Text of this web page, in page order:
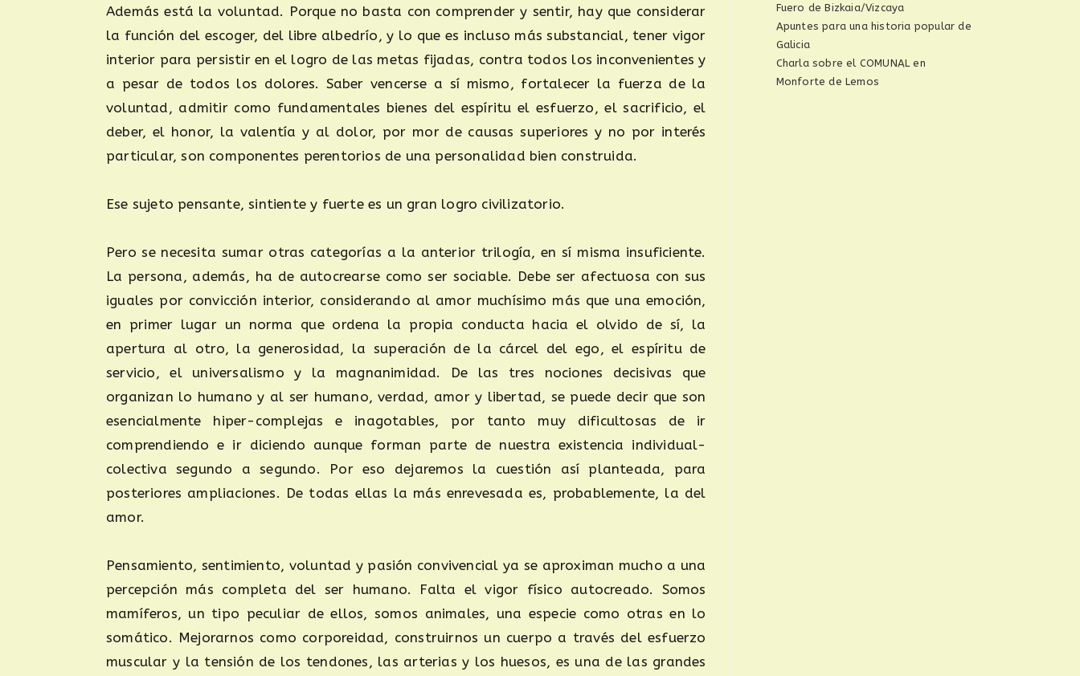
Además está la voluntad. Porque no basta con comprender y sentir, hay que considerar
la función del escoger, del libre albedrío, y lo que es incluso más substancial, tener vigor
interior para persistir en el logro de las metas fijadas, contra todos los inconvenientes y
a pesar de todos los dolores. Saber vencerse a sí mismo, fortalecer la fuerza de la
voluntad, admitir como fundamentales bienes del espíritu el esfuerzo, el sacrificio, el
deber, el honor, la valentía y al dolor, por mor de causas superiores y no por interés
particular, son componentes perentorios de una personalidad bien construida.
Ese sujeto pensante, sintiente y fuerte es un gran logro civilizatorio.
Pero se necesita sumar otras categorías a la anterior trilogía, en sí misma insuficiente.
La persona, además, ha de autocrearse como ser sociable. Debe ser afectuosa con sus
iguales por convicción interior, considerando al amor muchísimo más que una emoción,
en primer lugar un norma que ordena la propia conducta hacia el olvido de sí, la
apertura al otro, la generosidad, la superación de la cárcel del ego, el espíritu de
servicio, el universalismo y la magnanimidad. De las tres nociones decisivas que
organizan lo humano y al ser humano, verdad, amor y libertad, se puede decir que son
esencialmente hiper-complejas e inagotables, por tanto muy dificultosas de ir
comprendiendo e ir diciendo aunque forman parte de nuestra existencia individual-
colectiva segundo a segundo. Por eso dejaremos la cuestión así planteada, para
posteriores ampliaciones. De todas ellas la más enrevesada es, probablemente, la del
amor.
Pensamiento, sentimiento, voluntad y pasión convivencial ya se aproximan mucho a una
percepción más completa del ser humano. Falta el vigor físico autocreado. Somos
mamíferos, un tipo peculiar de ellos, somos animales, una especie como otras en lo
somático. Mejorarnos como corporeidad, construirnos un cuerpo a través del esfuerzo
muscular y la tensión de los tendones, las arterias y los huesos, es una de las grandes
Fuero de Bizkaia/Vizcaya
Apuntes para una historia popular de
Galicia
Charla sobre el COMUNAL en
Monforte de Lemos